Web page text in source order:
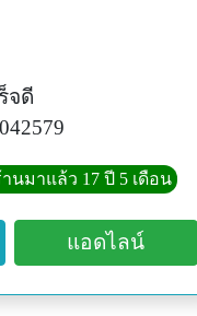
จดี
านมาแล้ว 17 ปี 5 เดือน
แอดไลน์